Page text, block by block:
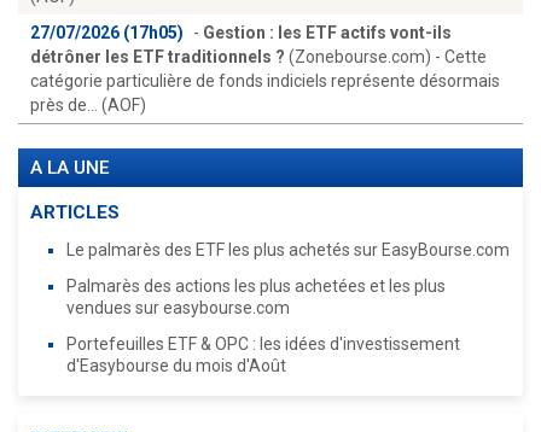
27/07/2026 (17h05)
- Gestion : les ETF actifs vont-ils
détrôner les ETF traditionnels ? (Zonebourse.com) - Cette
catégorie particulière de fonds indiciels représente désormais
près de... (AOF)
A LA UNE
ARTICLES
Le palmarès des ETF les plus achetés sur EasyBourse.com
Palmarès des actions les plus achetées et les plus
vendues sur easybourse.com
Portefeuilles ETF & OPC : les idées d'investissement
d'Easybourse du mois d'Août